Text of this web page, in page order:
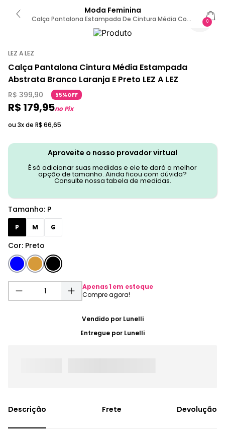
Moda Feminina
Calça Pantalona Estampada De Cintura Média Com
Elástico P / Preto
0
LEZ A LEZ
Calça Pantalona Cintura Média Estampada
Abstrata Branco Laranja E Preto LEZ A LEZ
R$ 399,90 55%OFF
R$ 179,95no Pix
ou 3x de R$ 66,65
Aproveite o nosso provador virtual
É só adicionar suas medidas e ele te dará a melhor
opção de tamanho. Ainda ficou com dúvida?
Consulte nossa tabela de medidas.
Cor: Preto
Tamanho: P
P M G
Apenas1 em estoque
Vendido por Lunelli
Entregue por Lunelli
Frete Devolução